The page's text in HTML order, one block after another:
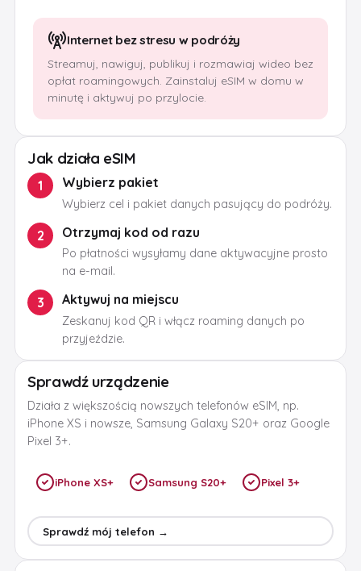
Internet bez stresu w podróży
Streamuj, nawiguj, publikuj i rozmawiaj wideo bez
opłat roamingowych. Zainstaluj eSIM w domu w
minutę i aktywuj po przylocie.
Jak działa eSIM
1 Wybierz pakiet
Wybierz cel i pakiet danych pasujący do podróży.
2 Otrzymaj kod od razu
Po płatności wysyłamy dane aktywacyjne prosto
na e-mail.
3 Aktywuj na miejscu
Zeskanuj kod QR i włącz roaming danych po
przyjeździe.
Sprawdź urządzenie
Działa z większością nowszych telefonów eSIM, np.
iPhone XS i nowsze, Samsung Galaxy S20+ oraz Google
Pixel 3+.
iPhone XS+ Samsung S20+ Pixel 3+
Sprawdź mój telefon →